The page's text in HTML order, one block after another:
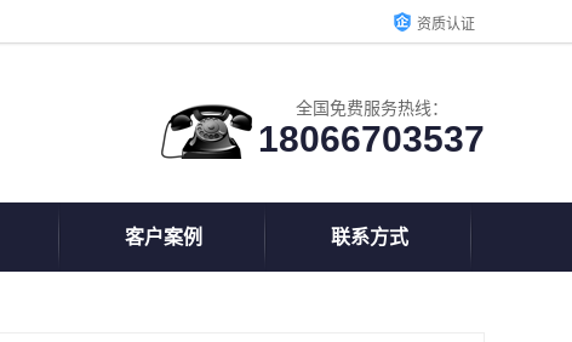
资质认证
全国免费服务热线：
18066703537
客户案例 联系方式